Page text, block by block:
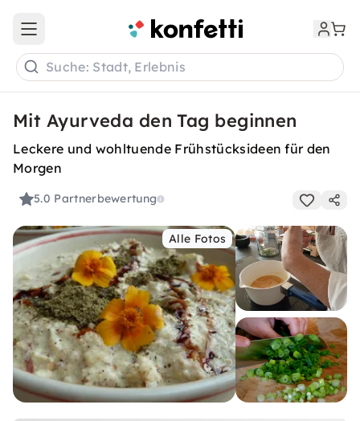
Open main menu
Suche: Stadt, Erlebnis
Mit Ayurveda den Tag beginnen
Leckere und wohltuende Frühstücksideen für den
Morgen
5.0 Partnerbewertung
Alle Fotos